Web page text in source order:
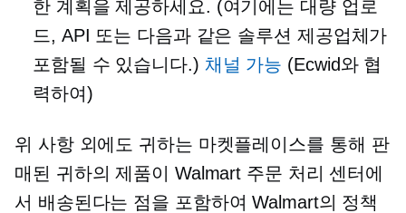
한 계획을 제공하세요. (여기에는 대량 업로
드, API 또는 다음과 같은 솔루션 제공업체가
포함될 수 있습니다.) 채널 가능 (Ecwid와 협
력하여)
위 사항 외에도 귀하는 마켓플레이스를 통해 판
매된 귀하의 제품이 Walmart 주문 처리 센터에
서 배송된다는 점을 포함하여 Walmart의 정책